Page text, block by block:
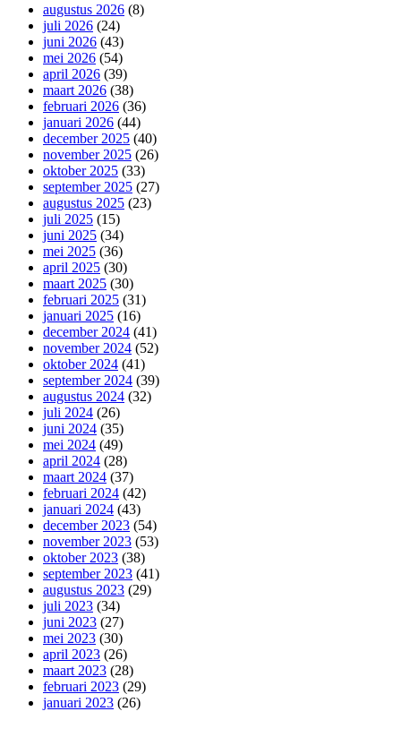
augustus 2026 (8)
juli 2026 (24)
juni 2026 (43)
mei 2026 (54)
april 2026 (39)
maart 2026 (38)
februari 2026 (36)
januari 2026 (44)
december 2025 (40)
november 2025 (26)
oktober 2025 (33)
september 2025 (27)
augustus 2025 (23)
juli 2025 (15)
juni 2025 (34)
mei 2025 (36)
april 2025 (30)
maart 2025 (30)
februari 2025 (31)
januari 2025 (16)
december 2024 (41)
november 2024 (52)
oktober 2024 (41)
september 2024 (39)
augustus 2024 (32)
juli 2024 (26)
juni 2024 (35)
mei 2024 (49)
april 2024 (28)
maart 2024 (37)
februari 2024 (42)
januari 2024 (43)
december 2023 (54)
november 2023 (53)
oktober 2023 (38)
september 2023 (41)
augustus 2023 (29)
juli 2023 (34)
juni 2023 (27)
mei 2023 (30)
april 2023 (26)
maart 2023 (28)
februari 2023 (29)
januari 2023 (26)